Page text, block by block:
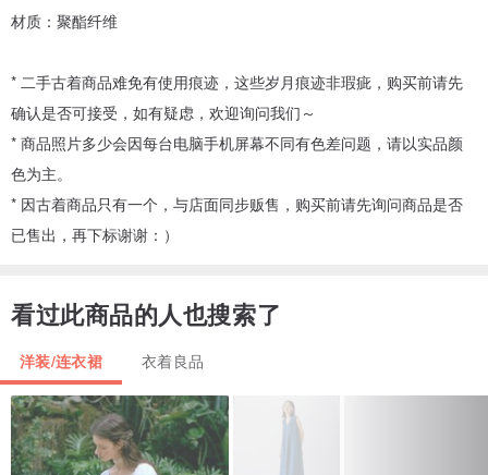
材质：聚酯纤维
* 二手古着商品难免有使用痕迹，这些岁月痕迹非瑕疵，购买前请先
确认是否可接受，如有疑虑，欢迎询问我们～
* 商品照片多少会因每台电脑手机屏幕不同有色差问题，请以实品颜
色为主。
* 因古着商品只有一个，与店面同步贩售，购买前请先询问商品是否
已售出，再下标谢谢：）
看过此商品的人也搜索了
洋装/连衣裙 衣着良品